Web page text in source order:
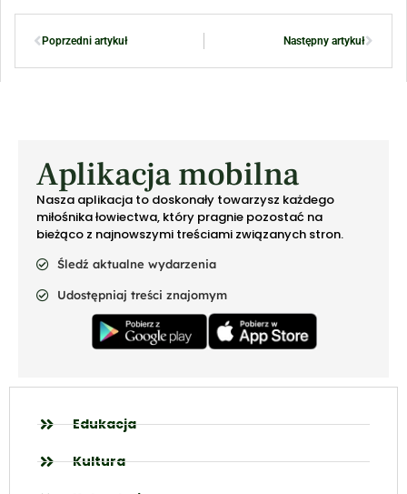
Poprzedni artykuł Następny artykuł
Aplikacja mobilna
Nasza aplikacja to doskonały towarzysz każdego
miłośnika łowiectwa, który pragnie pozostać na
bieżąco z najnowszymi treściami związanych stron.
Śledź aktualne wydarzenia
Udostępniaj treści znajomym
Edukacja
Kultura